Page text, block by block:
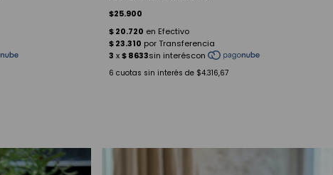
$25.900
6 cuotas sin interés de $4.316,67